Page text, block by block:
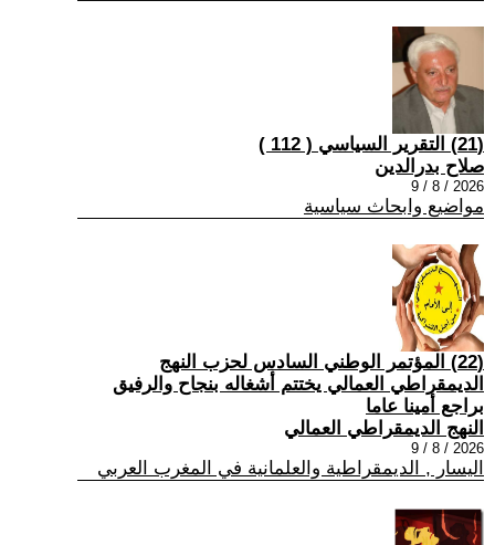
(21) التقرير السياسي ( 112 )
صلاح بدرالدين
2026 / 8 / 9
مواضيع وابحاث سياسية
(22) المؤتمر الوطني السادس لحزب النهج
الديمقراطي العمالي يختتم أشغاله بنجاح والرفيق
براجع أمينا عاما
النهج الديمقراطي العمالي
2026 / 8 / 9
اليسار , الديمقراطية والعلمانية في المغرب العربي